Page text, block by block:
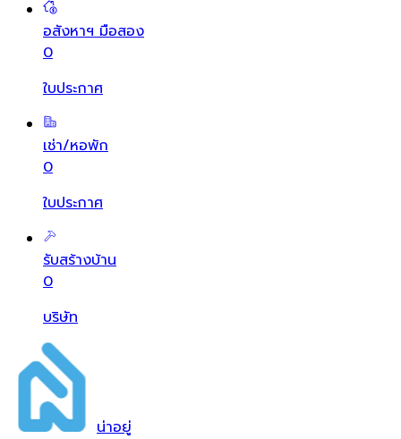
อสังหาฯ มือสอง
0
ใบประกาศ
เช่า/หอพัก
0
ใบประกาศ
รับสร้างบ้าน
0
บริษัท
น่าอยู่